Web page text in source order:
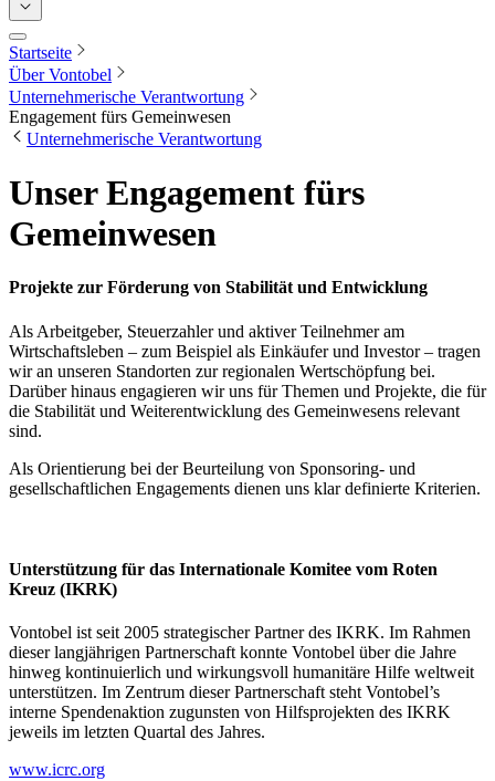
Startseite
Über Vontobel
Unternehmerische Verantwortung
Engagement fürs Gemeinwesen
Unternehmerische Verantwortung
Unser Engagement fürs
Gemeinwesen
Projekte zur Förderung von Stabilität und Entwicklung
Als Arbeitgeber, Steuerzahler und aktiver Teilnehmer am
Wirtschaftsleben – zum Beispiel als Einkäufer und Investor – tragen
wir an unseren Standorten zur regionalen Wertschöpfung bei.
Darüber hinaus engagieren wir uns für Themen und Projekte, die für
die Stabilität und Weiterentwicklung des Gemeinwesens relevant
sind.
Als Orientierung bei der Beurteilung von Sponsoring- und
gesellschaftlichen Engagements dienen uns klar definierte Kriterien.
Unterstützung für das Internationale Komitee vom Roten
Kreuz (IKRK)
Vontobel ist seit 2005 strategischer Partner des IKRK. Im Rahmen
dieser langjährigen Partnerschaft konnte Vontobel über die Jahre
hinweg kontinuierlich und wirkungsvoll humanitäre Hilfe weltweit
unterstützen. Im Zentrum dieser Partnerschaft steht Vontobel’s
interne Spendenaktion zugunsten von Hilfsprojekten des IKRK
jeweils im letzten Quartal des Jahres.
www.icrc.org